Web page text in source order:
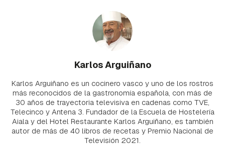
Karlos Arguiñano
Karlos Arguiñano es un cocinero vasco y uno de los rostros
más reconocidos de la gastronomía española, con más de
30 años de trayectoria televisiva en cadenas como TVE,
Telecinco y Antena 3. Fundador de la Escuela de Hostelería
Aiala y del Hotel Restaurante Karlos Arguiñano, es también
autor de más de 40 libros de recetas y Premio Nacional de
Televisión 2021.